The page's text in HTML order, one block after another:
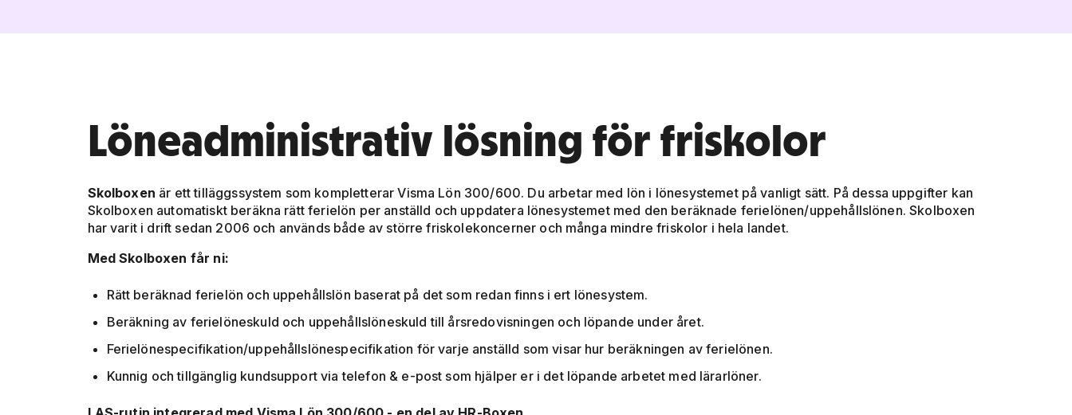
Löneadministrativ lösning för friskolor
Skolboxen är ett tilläggssystem som kompletterar Visma Lön 300/600. Du arbetar med lön i lönesystemet på vanligt sätt. På dessa uppgifter kan
Skolboxen automatiskt beräkna rätt ferielön per anställd och uppdatera lönesystemet med den beräknade ferielönen/uppehållslönen. Skolboxen
har varit i drift sedan 2006 och används både av större friskolekoncerner och många mindre friskolor i hela landet.
Med Skolboxen får ni:
Rätt beräknad ferielön och uppehållslön baserat på det som redan finns i ert lönesystem.
Beräkning av ferielöneskuld och uppehållslöneskuld till årsredovisningen och löpande under året.
Ferielönespecifikation/uppehållslönespecifikation för varje anställd som visar hur beräkningen av ferielönen.
Kunnig och tillgänglig kundsupport via telefon & e-post som hjälper er i det löpande arbetet med lärarlöner.